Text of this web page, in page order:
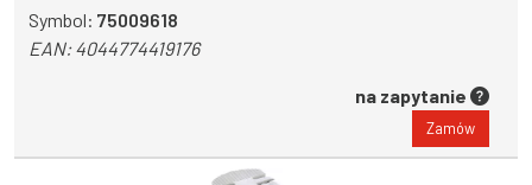
Symbol: 75009618
EAN:4044774419176
na zapytanie
Zamów